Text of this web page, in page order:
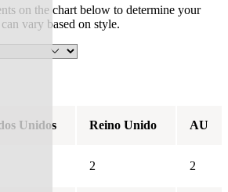
on the chart below to determine your
vary based on style.
Unidos Reino Unido AU
2 2